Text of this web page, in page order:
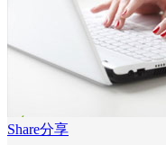
Share分享